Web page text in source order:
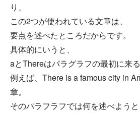
り、
この2つが使われている文章は、
要点を述べたところだからです。
具体的にいうと、
aとThereはパラグラフの最初に来
例えば、There is a famous city in
章。
そのパラフラフでは何を述べようと